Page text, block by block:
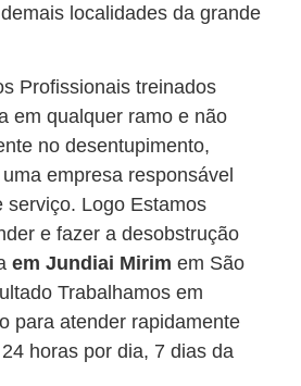
localidades da grande
Profissionais treinados
em qualquer ramo e não
no desentupimento,
empresa responsável
serviço. Logo Estamos
e fazer a desobstrução
em Jundiai Mirim em São
Trabalhamos em
para atender rapidamente
horas por dia, 7 dias da